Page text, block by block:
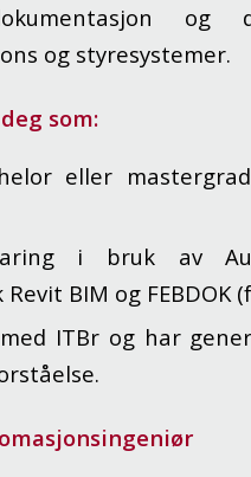
og
og styresystemer.
som:
eller
i bruk av
BIM og FEBDOK
ITBr og har